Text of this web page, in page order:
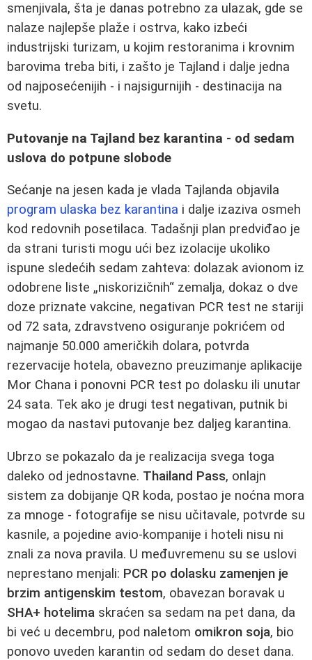
smenjivala, šta je danas potrebno za ulazak, gde se
nalaze najlepše plaže i ostrva, kako izbeći
industrijski turizam, u kojim restoranima i krovnim
barovima treba biti, i zašto je Tajland i dalje jedna
od najposećenijih - i najsigurnijih - destinacija na
svetu.
Putovanje na Tajland bez karantina - od sedam
uslova do potpune slobode
Sećanje na jesen kada je vlada Tajlanda objavila
program ulaska bez karantina i dalje izaziva osmeh
kod redovnih posetilaca. Tadašnji plan predviđao je
da strani turisti mogu ući bez izolacije ukoliko
ispune sledećih sedam zahteva: dolazak avionom iz
odobrene liste „niskorizičnih“ zemalja, dokaz o dve
doze priznate vakcine, negativan PCR test ne stariji
od 72 sata, zdravstveno osiguranje pokrićem od
najmanje 50.000 američkih dolara, potvrda
rezervacije hotela, obavezno preuzimanje aplikacije
Mor Chana i ponovni PCR test po dolasku ili unutar
24 sata. Tek ako je drugi test negativan, putnik bi
mogao da nastavi putovanje bez daljeg karantina.
Ubrzo se pokazalo da je realizacija svega toga
daleko od jednostavne. Thailand Pass, onlajn
sistem za dobijanje QR koda, postao je noćna mora
za mnoge - fotografije se nisu učitavale, potvrde su
kasnile, a pojedine avio‑kompanije i hoteli nisu ni
znali za nova pravila. U međuvremenu su se uslovi
neprestano menjali: PCR po dolasku zamenjen je
brzim antigenskim testom, obavezan boravak u
SHA+ hotelima skraćen sa sedam na pet dana, da
bi već u decembru, pod naletom omikron soja, bio
ponovo uveden karantin od sedam do deset dana.